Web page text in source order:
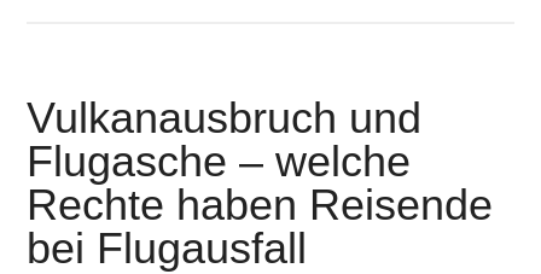
Vulkanausbruch und
Flugasche – welche
Rechte haben Reisende
bei Flugausfall